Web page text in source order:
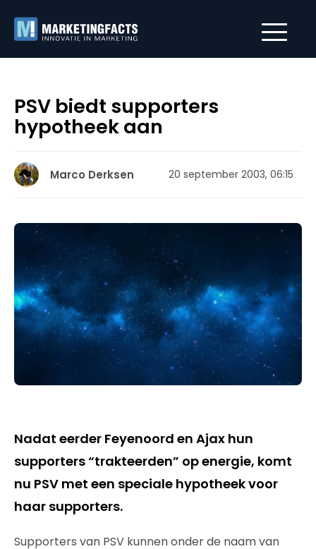
PSV biedt supporters
hypotheek aan
Marco Derksen 20 september 2003, 06:15
Nadat eerder Feyenoord en Ajax hun
supporters “trakteerden” op energie, komt
nu PSV met een speciale hypotheek voor
haar supporters.
Supporters van PSV kunnen onder de naam van